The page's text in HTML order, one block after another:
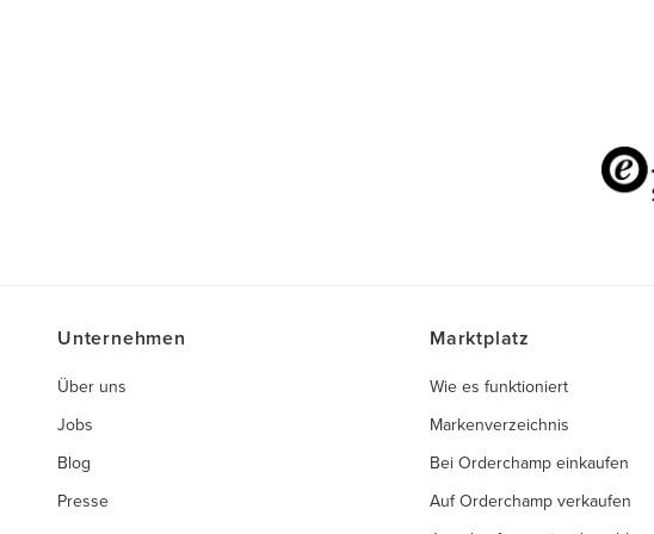
Unternehmen
Über uns
Jobs
Blog
Presse
Marktplatz
Wie es funktioniert
Markenverzeichnis
Bei Orderchamp einkaufen
Auf Orderchamp verkaufen